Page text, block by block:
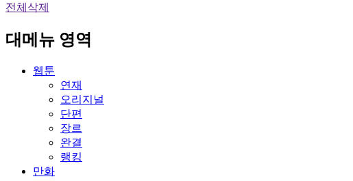
전체삭제
대메뉴 영역
웹툰
연재
오리지널
단편
장르
완결
랭킹
만화